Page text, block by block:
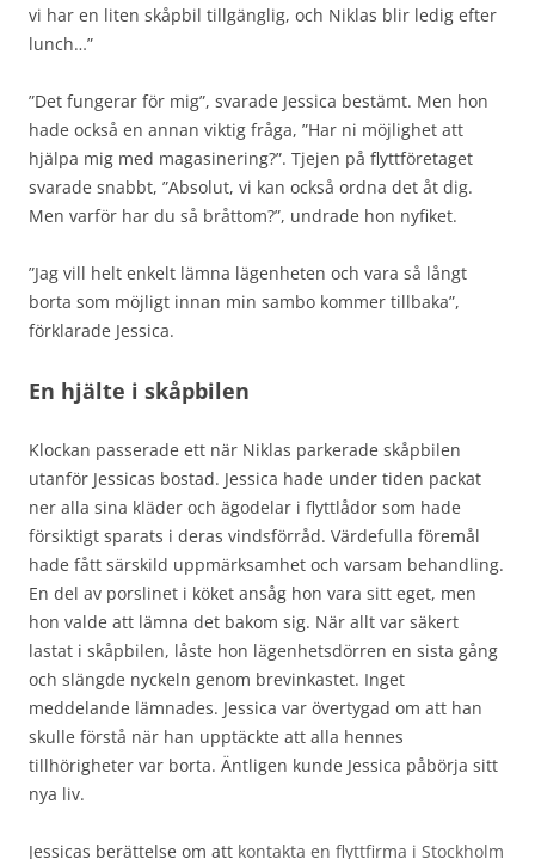
vi har en liten skåpbil tillgänglig, och Niklas blir ledig efter
lunch…”
”Det fungerar för mig”, svarade Jessica bestämt. Men hon
hade också en annan viktig fråga, ”Har ni möjlighet att
hjälpa mig med magasinering?”. Tjejen på flyttföretaget
svarade snabbt, ”Absolut, vi kan också ordna det åt dig.
Men varför har du så bråttom?”, undrade hon nyfiket.
”Jag vill helt enkelt lämna lägenheten och vara så långt
borta som möjligt innan min sambo kommer tillbaka”,
förklarade Jessica.
En hjälte i skåpbilen
Klockan passerade ett när Niklas parkerade skåpbilen
utanför Jessicas bostad. Jessica hade under tiden packat
ner alla sina kläder och ägodelar i flyttlådor som hade
försiktigt sparats i deras vindsförråd. Värdefulla föremål
hade fått särskild uppmärksamhet och varsam behandling.
En del av porslinet i köket ansåg hon vara sitt eget, men
hon valde att lämna det bakom sig. När allt var säkert
lastat i skåpbilen, låste hon lägenhetsdörren en sista gång
och slängde nyckeln genom brevinkastet. Inget
meddelande lämnades. Jessica var övertygad om att han
skulle förstå när han upptäckte att alla hennes
tillhörigheter var borta. Äntligen kunde Jessica påbörja sitt
nya liv.
Jessicas berättelse om att kontakta en flyttfirma i Stockholm